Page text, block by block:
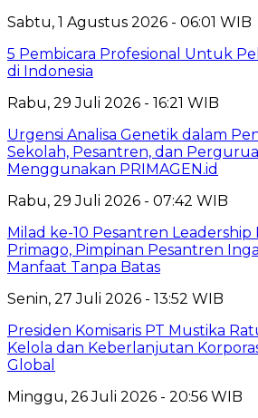
Sabtu, 1 Agustus 2026 - 06:01 WIB
5 Pembicara Profesional Untuk
di Indonesia
Rabu, 29 Juli 2026 - 16:21 WIB
Urgensi Analisa Genetik dalam
Sekolah, Pesantren, dan
Menggunakan PRIMAGEN.id
Rabu, 29 Juli 2026 - 07:42 WIB
Milad ke-10 Pesantren
Primago, Pimpinan Pesantren
Manfaat Tanpa Batas
Senin, 27 Juli 2026 - 13:52 WIB
Presiden Komisaris PT Mustika
Kelola dan Keberlanjutan
Global
Minggu, 26 Juli 2026 - 20:56 WIB